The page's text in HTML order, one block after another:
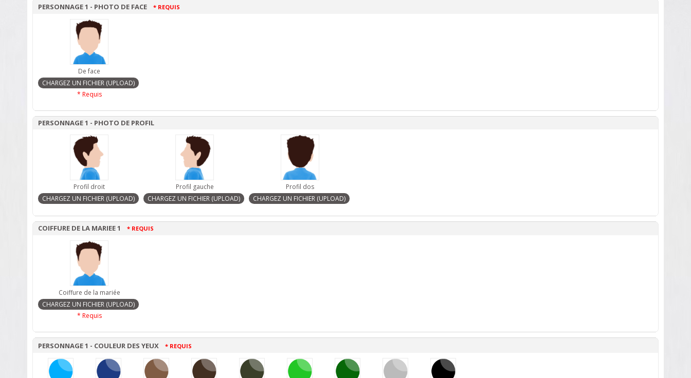
PERSONNAGE 1 - PHOTO DE FACE * REQUIS
De face
* Requis
PERSONNAGE 1 - PHOTO DE PROFIL
Profil droit Profil gauche Profil dos
COIFFURE DE LA MARIEE 1 * REQUIS
Coiffure de la mariée
* Requis
PERSONNAGE 1 - COULEUR DES YEUX * REQUIS